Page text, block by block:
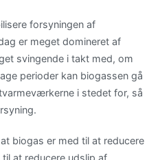
forsyningen af
er meget domineret af
svingende i takt med, om
perioder kan biogassen gå
i stedet for, så
biogas er med til at reducere
at reducere udslip af